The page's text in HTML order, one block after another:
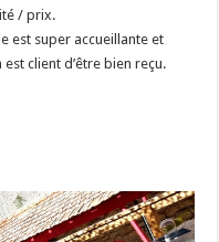
/ prix.
est super accueillante et
client d’être bien reçu.